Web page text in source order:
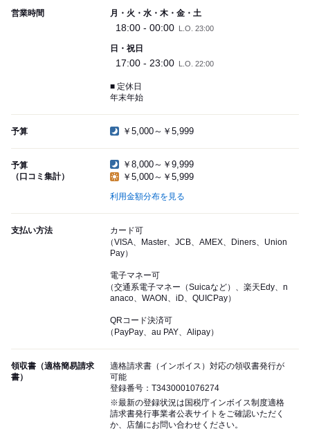
営業時間 月・火・水・木・金・土
18:00 - 00:00 L.O. 23:00
日・祝日
17:00 - 23:00 L.O. 22:00
■ 定休日
年末年始
予算 ￥5,000～￥5,999
予算
（口コミ集計）
￥8,000～￥9,999
￥5,000～￥5,999
利用金額分布を見る
支払い方法
カード可
（VISA、Master、JCB、AMEX、Diners、Union
Pay）
電子マネー可
（交通系電子マネー（Suicaなど）、楽天Edy、n
anaco、WAON、iD、QUICPay）
QRコード決済可
（PayPay、au PAY、Alipay）
領収書（適格簡易請求
書）
適格請求書（インボイス）対応の領収書発行が
可能
登録番号：T3430001076274
※最新の登録状況は国税庁インボイス制度適格
請求書発行事業者公表サイトをご確認いただく
か、店舗にお問い合わせください。